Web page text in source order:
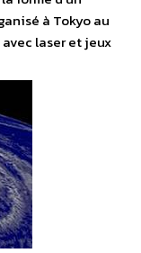
à Tokyo au
laser et jeux